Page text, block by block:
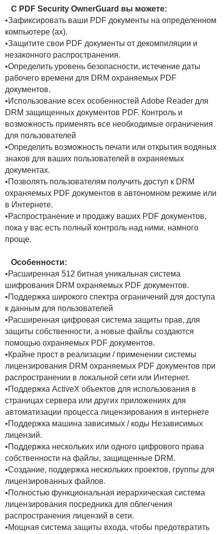
С PDF Security OwnerGuard вы можете:
•Зафиксировать ваши PDF документы на определенном
компьютере (ах).
•Защитите свои PDF документы от декомпиляции и
незаконного распространения.
•Определить уровень безопасности, истечение даты
рабочего времени для DRM охраняемых PDF
документов.
•Использование всех особенностей Adobe Reader для
DRM защищенных документов PDF. Контроль и
возможность применять все необходимые ограничения
для пользователей
•Определить возможность печати или открытия водяных
знаков для ваших пользователей в охраняемых
документах.
•Позволять пользователям получить доступ к DRM
охраняемых PDF документов в автономном режиме или
в Интернете.
•Распространение и продажу ваших PDF документов,
пока у вас есть полный контроль над ними, намного
проще.
Особенности:
•Расширенная 512 битная уникальная система
шифрования DRM охраняемых PDF документов.
•Поддержка широкого спектра ограничений для доступа
к данным для пользователей
•Расширенная цифровая система защиты прав, для
защиты собственности, а новые файлы создаются
помощью охраняемых PDF документов.
•Крайне прост в реализации / применении системы
лицензирования DRM охраняемых PDF документов при
распространении в локальной сети или Интернет.
•Поддержка ActiveX объектов для использования в
страницах сервера или других приложениях для
автоматизации процесса лицензирования в интернете
•Поддержка машина зависимых / коды Независимых
лицензий.
•Поддержка нескольких или одного цифрового права
собственности на файлы, защищенные DRM.
•Создание, поддержка нескольких проектов, группы для
лицензированных файлов.
•Полностью функциональная иерархическая система
лицензирования посредника для облегчения
распространения лицензий в сети.
•Мощная система защиты входа, чтобы предотвратить